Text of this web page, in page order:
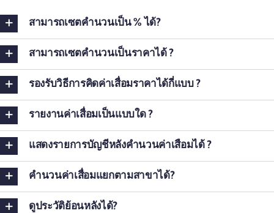
สามารถเซตคำนวนเป็น % ได้?
สามารถเซตคำนวนเป็นราคาได้ ?
รองรับวิธีการคิดค่าเสื่อมราคาได้กี่แบบ ?
รายงานค่าเสื่อมเป็นแบบใด ?
แสดงรายการบัญชีหลังคำนวนค่าเสือมได้ ?
คำนวนค่าเสื่อมแยกตามสาขาได้?
ดูประวัติย้อนหลังได้?